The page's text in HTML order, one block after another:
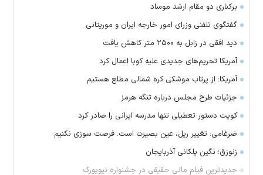
برکناری دو مقام ارشد موساد
گفتگوی تلفنی وزرای امور خارجه ایران و موریتانی
دید افقی در زابل به ۲۵۰۰ متر کاهش یافت
آمریکا تحریم‌های جدیدی علیه کوبا اعمال کرد
آمریکا: از پرتاب موشکی کره شمالی مطلع هستیم
جزئیات طرح مجلس درباره تنگه هرمز
کویت دستور تعطیلی تنها مدرسه ایرانی را صادر کرد
ضرغامی: تغییر ریل، عین بصیرت است. فرصت سوزی نکنیم
زنوزق؛ نگین پلکانی آذربایجان
جدیدترین فیلم مانی حقیقی در جشنواره نیویورک